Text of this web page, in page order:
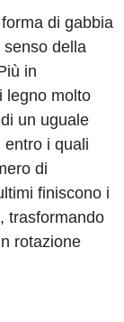
di gabbia
della
in
legno molto
un uguale
entro i quali
di
finiscono i
trasformando
rotazione